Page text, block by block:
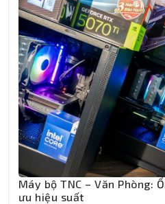
Máy bộ TNC – Văn Phòng:
ưu hiệu suất